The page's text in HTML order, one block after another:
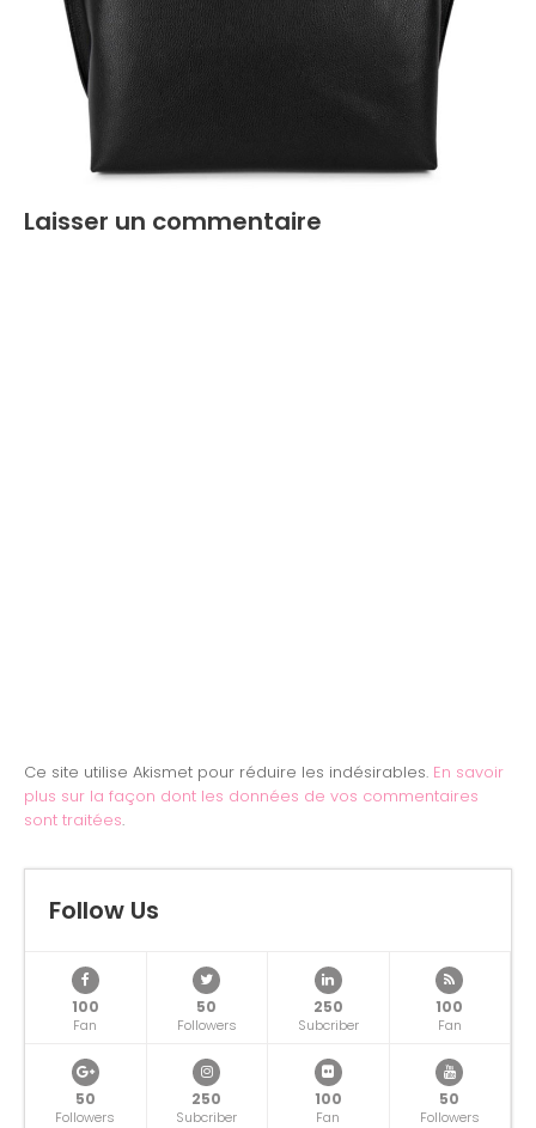
Laisser un commentaire
Ce site utilise Akismet pour réduire les indésirables. En savoir
plus sur la façon dont les données de vos commentaires
sont traitées.
Follow Us
100
Fan
50
Followers
250
Subcriber
100
Fan
50
Followers
250
Subcriber
100
Fan
50
Followers